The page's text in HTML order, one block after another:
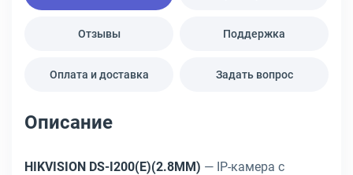
Отзывы Поддержка
Оплата и доставка Задать вопрос
Описание
HIKVISION DS-I200(E)(2.8MM) — IP-камера с